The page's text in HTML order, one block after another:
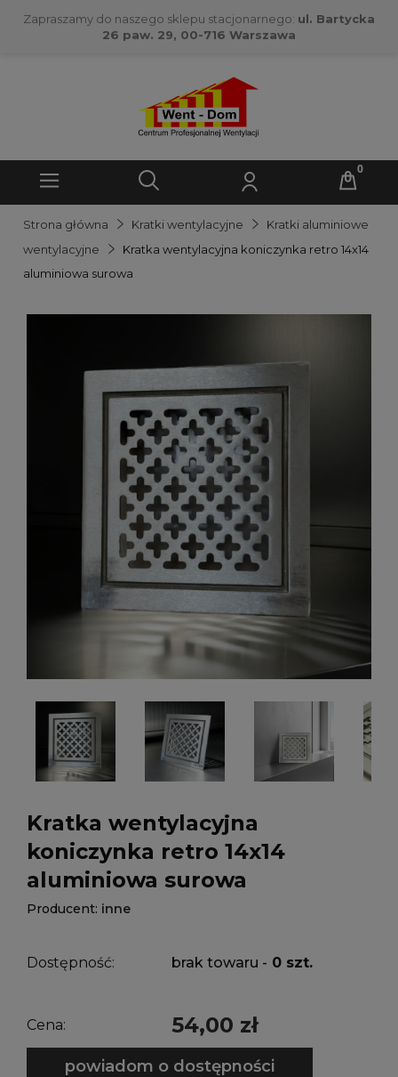
Zapraszamy do naszego sklepu stacjonarnego: ul. Bartycka
26 paw. 29, 00-716 Warszawa
Strona główna Kratki wentylacyjne
Kratki aluminiowe
wentylacyjne
Kratka wentylacyjna koniczynka retro 14x14
aluminiowa surowa
Kratka wentylacyjna
koniczynka retro 14x14
aluminiowa surowa
Producent: inne
Dostępność: brak towaru - 0 szt.
Cena: 54,00 zł
powiadom o dostępności